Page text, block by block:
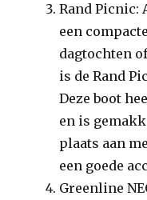
Rand Picnic:
een
dagtochten
is de Rand
Deze boot
en is
plaats aan
een goede
Greenline